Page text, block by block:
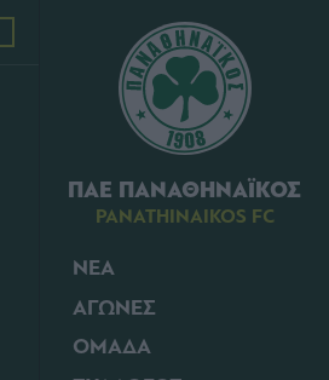
ΠΑΕ ΠΑΝΑΘΗΝΑΪΚΟΣ
PANATHINAIKOS FC
ΝΕΑ
ΑΓΩΝΕΣ
ΟΜΑΔΑ